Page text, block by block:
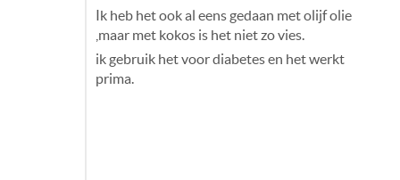
Ik heb het ook al eens gedaan met olijf olie
,maar met kokos is het niet zo vies.
ik gebruik het voor diabetes en het werkt
prima.